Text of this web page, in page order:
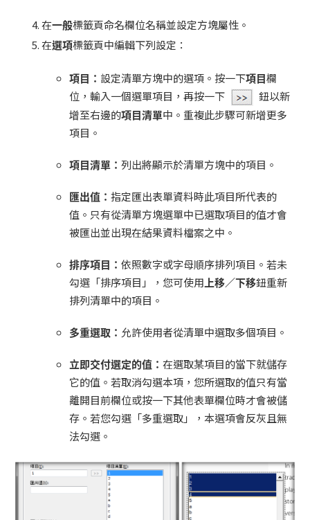
在一般標籤頁命名欄位名稱並設定方塊屬性。
在選項標籤頁中編輯下列設定：
項目： 設定清單方塊中的選項。按一下項目欄
位，輸入一個選單項目，再按一下
鈕以新
增至右邊的項目清單中。重複此步驟可新增更多
項目。
項目清單： 列出將顯示於清單方塊中的項目。
匯出值： 指定匯出表單資料時此項目所代表的
值。只有從清單方塊選單中已選取項目的值才會
被匯出並出現在結果資料檔案之中。
排序項目： 依照數字或字母順序排列項目。若未
勾選「排序項目」，您可使用上移／下移鈕重新
排列清單中的項目。
多重選取： 允許使用者從清單中選取多個項目。
立即交付選定的值： 在選取某項目的當下就儲存
它的值。若取消勾選本項，您所選取的值只有當
離開目前欄位或按一下其他表單欄位時才會被儲
存。若您勾選「多重選取」，本選項會反灰且無
法勾選。